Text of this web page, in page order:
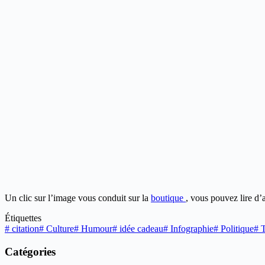
Un clic sur l’image vous conduit sur la boutique , vous pouvez lire
Étiquettes
# citation# Culture# Humour# idée cadeau# Infographie# Politique#
Catégories